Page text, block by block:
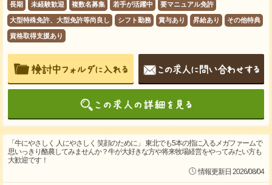
長期 未経験歓迎 複数名募集 若手が活躍中 要マニュアル免許
大型特殊免許、大型免許等尚良し シフト勤務 賞与あり 昇給あり その他特典
資格取得支援あり
「牛にやさしく 人にやさしく 笑顔のために」 東北でも5本の指に入るメガファームで
思いっきり酪農してみませんか？牛が大好きな方や将来牧場経営をやってみたい方も
大歓迎です！
情報更新日 2026/08/04